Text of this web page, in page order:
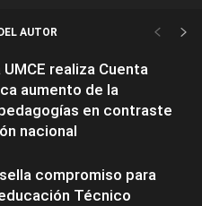
AUTOR
realiza Cuenta
aumento de la
en contraste
nacional
compromiso para
Técnico